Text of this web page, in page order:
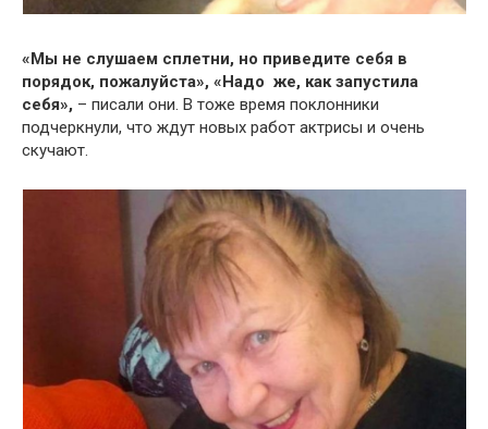
«Мы не слушаем сплетни, но приведите себя в
порядок, пожалуйста», «Надо же, как запустила
себя», – писали они. В тоже время поклонники
подчеркнули, что ждут новых работ актрисы и очень
скучают.